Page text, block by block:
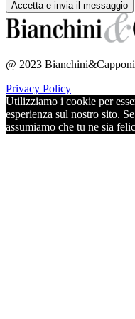
@ 2023
Privacy Policy
Utilizziamo i cookie per
esperienza sul nostro sito.
assumiamo che tu ne sia